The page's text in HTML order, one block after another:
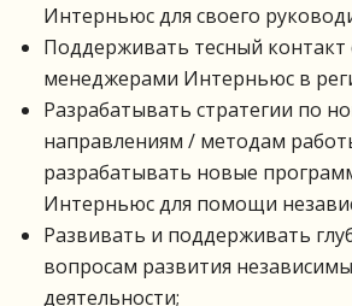
Интерньюс для своего
Поддерживать тесный контакт
менеджерами Интерньюс в
Разрабатывать стратегии по
направлениям / методам
разрабатывать новые
Интерньюс для помощи
Развивать и поддерживать
вопросам развития
деятельности;